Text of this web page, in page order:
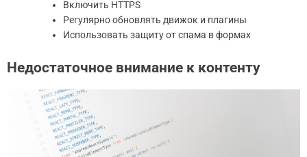
Включить HTTPS
Регулярно обновлять движок и плагины
Использовать защиту от спама в формах
Недостаточное внимание к контенту